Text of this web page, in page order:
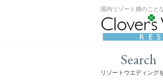
国内リゾート婚のこと
Search
リゾートウエディング